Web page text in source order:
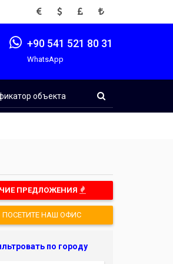
EUR USD GBP TRY
+90 541 521 80 31
WhatsApp
ПРЕДЛОЖЕНИЯ
ПОСЕТИТЕ НАШ ОФИС
по городу